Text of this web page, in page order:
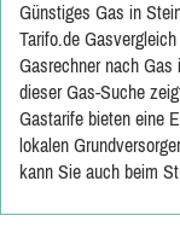
Günstiges Gas in
Tarifo.de
Gasrechner nach Gas
dieser Gas-Suche
Gastarife bieten eine
lokalen
kann Sie auch beim